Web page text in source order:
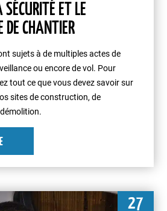
SÉCURITÉ ET LE
DE CHANTIER
sujets à de multiples actes de
ou encore de vol. Pour
tout ce que vous devez savoir sur
sites de construction, de
27